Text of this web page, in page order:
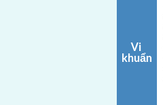
Vi
khuẩn